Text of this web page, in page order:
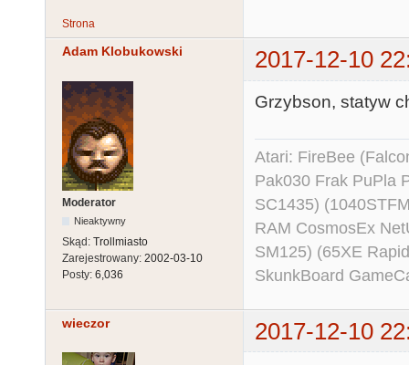
Strona
Adam Klobukowski 2017-12-10
Moderator
Nieaktywny
Skąd: Trollmiasto
Zarejestrowany: 2002-03-10
Posty: 6,036
Grzybson, statyw
Atari: FireBee
Pak030 Frak PuPla
SC1435)
RAM CosmosEx
SM125) (65XE
SkunkBoard
wieczor 2017-12-10